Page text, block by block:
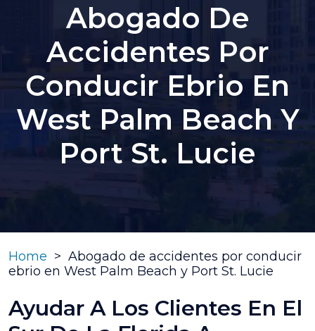
Abogado De
Accidentes Por
Conducir Ebrio En
West Palm Beach Y
Port St. Lucie
Home > Abogado de accidentes por conducir
ebrio en West Palm Beach y Port St. Lucie
Ayudar A Los Clientes En El